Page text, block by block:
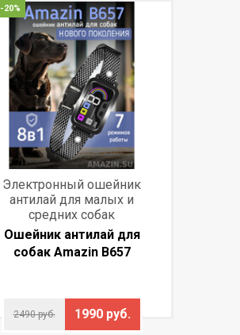
-20%
Электронный ошейник
антилай для малых и
средних собак
Ошейник антилай для
собак Amazin B657
2490 руб. 1990 руб.